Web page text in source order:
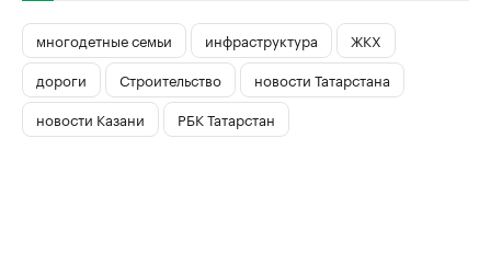
многодетные семьи инфраструктура
ЖКХ
дороги
Строительство
новости Татарстана
новости Казани
РБК Татарстан